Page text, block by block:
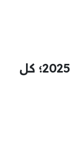
تجديد جواز السفر الكويتي 2025؛ كل